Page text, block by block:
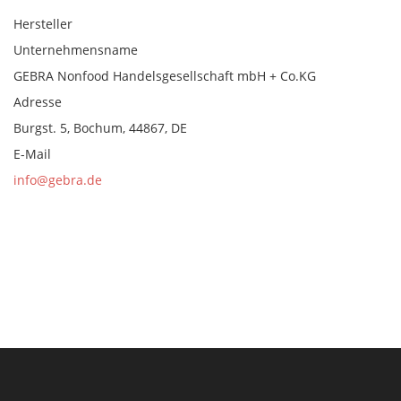
Hersteller
Unternehmensname
GEBRA Nonfood Handelsgesellschaft mbH + Co.KG
Adresse
Burgst. 5, Bochum, 44867, DE
E-Mail
info@gebra.de